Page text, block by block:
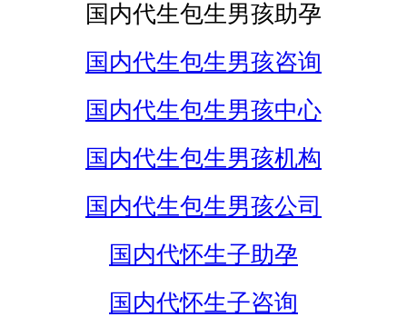
国内代生包生男孩助孕
国内代生包生男孩咨询
国内代生包生男孩中心
国内代生包生男孩机构
国内代生包生男孩公司
国内代怀生子助孕
国内代怀生子咨询